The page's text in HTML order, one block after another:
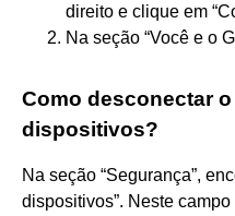
direito e clique em
Na seção “Você e o
Como desconectar
dispositivos?
Na seção “Segurança”,
dispositivos”. Neste